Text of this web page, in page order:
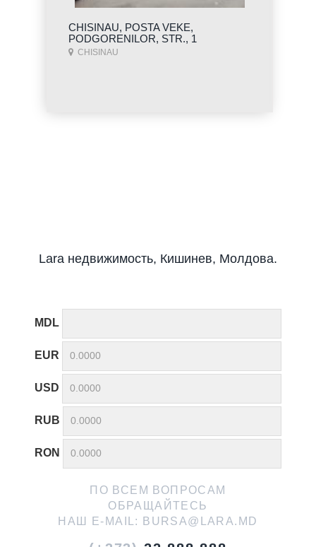
CHISINAU, POSTA VEKE,
PODGORENILOR, STR., 1
CHISINAU
Lara недвижимость, Кишинев, Молдова.
MDL
EUR
USD
RUB
RON
ПО ВСЕМ ВОПРОСАМ
ОБРАЩАЙТЕСЬ
НАШ E-MAIL:
BURSA@LARA.MD